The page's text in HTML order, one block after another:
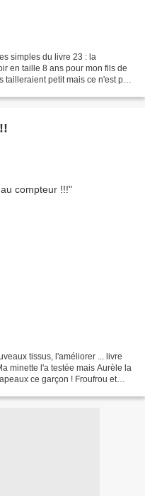
simples du livre 23 : la
en taille 8 ans pour mon fils de
petit mais ce n'est pas
tissus, l'améliorer ... livre
minette l'a testée mais Aurèle la
ce garçon ! Froufrou et